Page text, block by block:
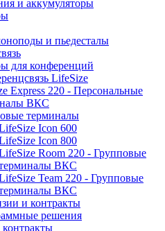
и аккумуляторы
и пьедесталы
для конференций
LifeSize
Express 220 - Персональные
ВКС
терминалы
Icon 600
Icon 800
Room 220 - Групповые
ВКС
Team 220 - Групповые
ВКС
и контракты
решения